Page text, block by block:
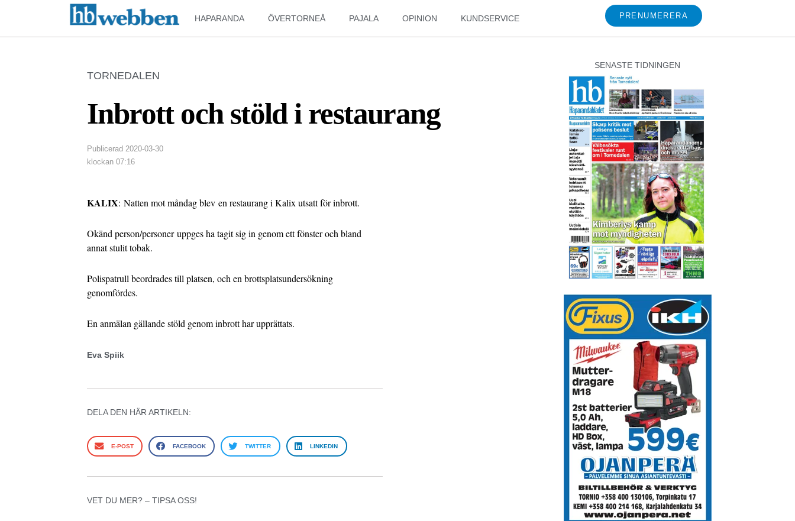
HAPARANDA ÖVERTORNEÅ PAJALA OPINION KUNDSERVICE PRENUMERERA
TORNEDALEN
Inbrott och stöld i restaurang
Publicerad 2020-03-30
klockan 07:16
KALIX: Natten mot måndag blev en restaurang i Kalix utsatt för inbrott.
Okänd person/personer uppges ha tagit sig in genom ett fönster och bland
annat stulit tobak.
Polispatrull beordrades till platsen, och en brottsplatsundersökning
genomfördes.
En anmälan gällande stöld genom inbrott har upprättats.
Eva Spiik
DELA DEN HÄR ARTIKELN:
E-POST FACEBOOK TWITTER LINKEDIN
VET DU MER? – TIPSA OSS!
SENASTE TIDNINGEN